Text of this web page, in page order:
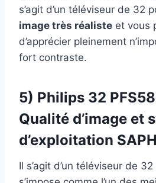
s’agit d’un téléviseur de 32
image très réaliste et vous
d’apprécier pleinement
fort contraste.
5) Philips 32
Qualité d’image et
d’exploitation
Il s’agit d’un téléviseur de